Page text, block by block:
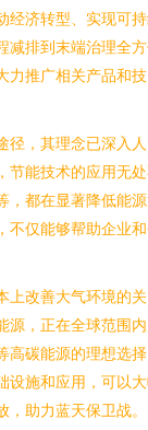
经济转型、实现可
减排到末端治理全
力推广相关产品和技
径，其理念已深入人
节能技术的应用无
，都在显著降低能
不仅能够帮助企业
上改善大气环境的关
源，正在全球范围
高碳能源的理想选
设施和应用，可以
助力蓝天保卫战。